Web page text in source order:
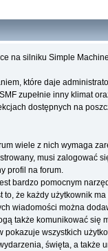
na silniku Simple
które daje
zupełnie inny klimat
dostępnych na
wiele z nich wymaga
musi zalogować
profil na forum.
bardzo pomocnym
to, że każdy użytkownik
wiadomości można
także komunikować się
pokazuje wszystkich
święta, a także